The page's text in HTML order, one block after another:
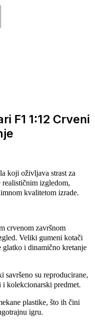
F1 1:12 Crveni
koji oživljava strast za
realističnim izgledom,
kvalitetom izrade.
crvenom završnom
Veliki gumeni kotači
i dinamično kretanje
su reproducirane,
i kolekcionarski predmet.
plastike, što ih čini
igru.